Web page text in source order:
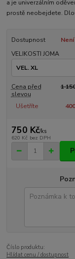
a je univerzálním
prostě neobejdete.
Dostupnost
VELIKOSTI JOMA
Cena před
slevou
1
Ušetříte
750 Kč/ks
620 Kč bez DPH
Číslo produktu:
Hlídat cenu / dostupnost